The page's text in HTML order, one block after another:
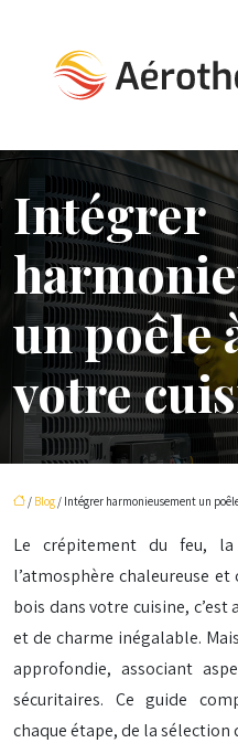
Intégrer
un poêle
votre
/ Blog / Intégrer harmonieusement un
Le crépitement du feu, la
l’atmosphère chaleureuse
bois dans votre cuisine,
et de charme inégalable.
approfondie, associant
sécuritaires. Ce guide
chaque étape, de la